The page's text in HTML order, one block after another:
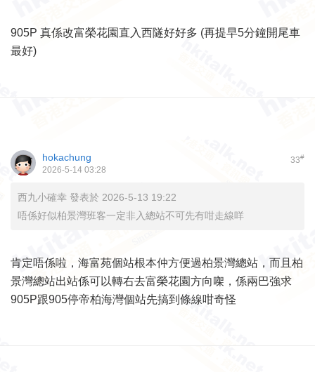
905P 真係改富榮花園直入西隧好好多 (再提早5分鐘開尾車
最好)
33#
hokachung
2026-5-14 03:28
西九小確幸 發表於 2026-5-13 19:22
唔係好似柏景灣班客一定非入總站不可先有咁走線咩
肯定唔係啦，海富苑個站根本仲方便過柏景灣總站，而且柏
景灣總站出站係可以轉右去富榮花園方向㗎，係兩巴強求
905P跟905停帝柏海灣個站先搞到條線咁奇怪